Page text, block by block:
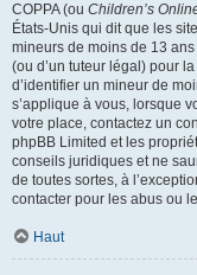
COPPA (ou Children’s
États-Unis qui dit que les
mineurs de moins de 13
(ou d’un tuteur légal) pour
d’identifier un mineur de
s’applique à vous, lorsque
votre place, contactez un
phpBB Limited et les
conseils juridiques et ne
de toutes sortes, à
contacter pour les abus ou
Haut